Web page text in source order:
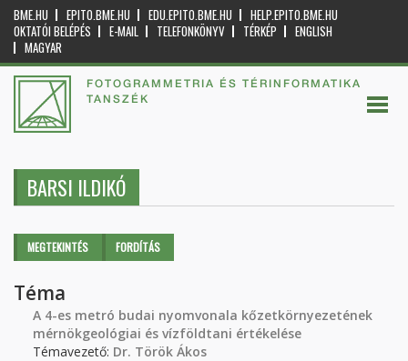
BME.HU EPITO.BME.HU EDU.EPITO.BME.HU
HELP.EPITO.BME.HU
OKTATÓI BELÉPÉS
E-MAIL TELEFONKÖNYV TÉRKÉP
ENGLISH
MAGYAR
FOTOGRAMMETRIA ÉS TÉRINFORMATIKA
TANSZÉK
BARSI ILDIKÓ
Elsődleges fülek
MEGTEKINTÉS (AKTÍVFORDÍTÁS
Téma
A 4-es metró budai nyomvonala kőzetkörnyezetének
mérnökgeológiai és vízföldtani értékelése
Témavezető: Dr. Török Ákos